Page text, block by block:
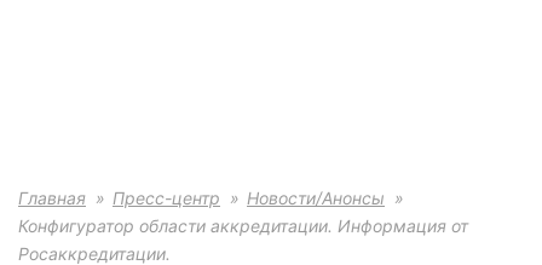
Главная Пресс-центр
Новости/Анонсы
Конфигуратор области аккредитации. Информация от
Росаккредитации.